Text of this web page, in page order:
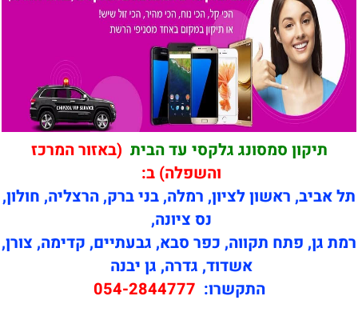
תיקון סמסונג גלקסי עד הבית (באזור המרכז
והשפלה) ב:
תל אביב, ראשון לציון, רמלה, בני ברק, הרצליה, חולון,
נס ציונה,
רמת גן, פתח תקווה, כפר סבא, גבעתיים, קדימה, צורן,
אשדוד, גדרה, גן יבנה
התקשרו: 054-2844777